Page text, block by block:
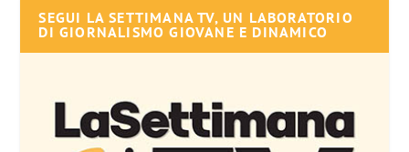
SEGUI LA SETTIMANA TV, UN LABORATORIO
DI GIORNALISMO GIOVANE E DINAMICO